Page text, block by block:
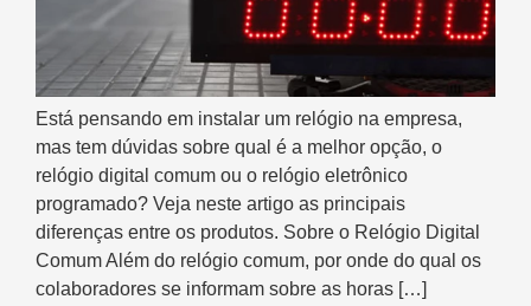
Está pensando em instalar um relógio na empresa,
mas tem dúvidas sobre qual é a melhor opção, o
relógio digital comum ou o relógio eletrônico
programado? Veja neste artigo as principais
diferenças entre os produtos. Sobre o Relógio Digital
Comum Além do relógio comum, por onde do qual os
colaboradores se informam sobre as horas […]